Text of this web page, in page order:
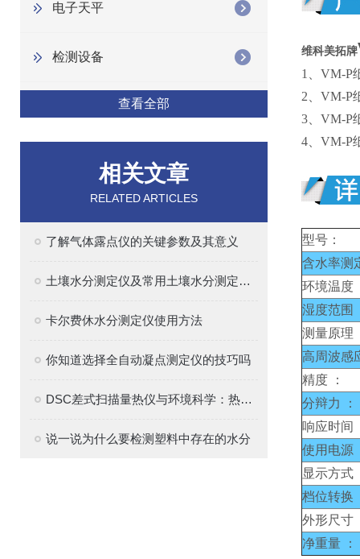
电子天平
检测设备
查看全部
相关文章
RELATED ARTICLES
了解气体露点仪的关键参数及其意义
土壤水分测定仪及常用土壤水分测定方法介绍
卡尔费休水分测定仪使用方法
你知道选择全自动凝点测定仪的技巧吗
DSC差式扫描量热仪与环境科学：热分析的绿色应用
说一说为什么要检测塑料中存在的水分
维科美拓牌
1、 VM-P
2、 VM-P
3、 VM-P
4、VM-P
型号：
含水率测
环境温度
湿度范围
测量原理
高周波感
精度 ：
分辩力 ：
响应时间
使用电源
显示方式
档位转换
外形尺寸
净重量 ：